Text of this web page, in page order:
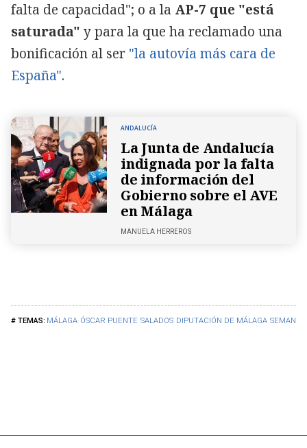
MÁLAGA ÓSCAR PUENTE SALADOS DIPUTACIÓN DE MÁLAGA SEMANA
falta de capacidad"; o a la AP-7 que "está
saturada" y para la que ha reclamado una
bonificación al ser "la autovía más cara de
España".
ANDALUCÍA
La Junta de Andalucía
indignada por la falta
de información del
Gobierno sobre el AVE
en Málaga
MANUELA HERREROS